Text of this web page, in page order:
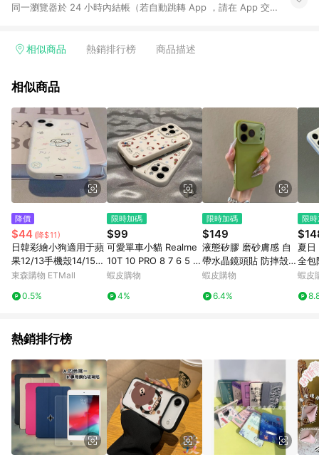
同一瀏覽器於 24 小時內結帳（若自動跳轉 App ，請在 App 交
回饋訂單不得享有 Pinkoi 站方優惠，例如首購優惠，P coins，
行為，不具贈點資格，部分退款不在此限。 6. APP 請更新至
貨後 45 天後發送。 8. 群眾募資商品，禮物卡，開館保證金，補
運費，攤位費等不具贈點資格。 9. LINE 購物站上之商品規格、
顏色、價位、贈品如與 Pinkoi 商品資訊頁及購物車不符，以
Pinkoi 購物商品資訊頁及購物車標示為準。 10. 點數紅包使用規
則請以點數紅包活動說明為準。 11. 若於 LINE 購物前往 Pinkoi
頁面後才首次下載 Pinkoi APP 並完成訂單，不符合導購資格；承
上，首次下載 Pinkoi APP 後，需透過 LINE 購物前往 Pinkoi 頁
相似商品 熱銷排行榜 商品描述
相似商品
降價
$44 (降$11)
日韓彩繪小狗適用于蘋
果12/13手機殼14/15pr
omax新款iphone11磨
時尚8plus女7/6s保護
東森購物 ETMall
0.5%
限時加碼
$99
可愛單車小貓 Realme
10T 10 PRO 8 7 6 5 5i
6i 6s 9i 9 PRO+ 防摔
蝦皮購物
4%
限時加碼
$149
液態矽膠 磨砂膚感 自
帶水晶鏡頭貼 防摔殼
用於iPhone17 i16 手機
蝦皮購物
6.4%
限
夏日
全包
蝦皮
熱銷排行榜